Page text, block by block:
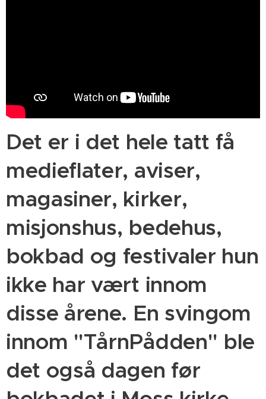
Det er i det hele tatt få
medieflater, aviser,
magasiner, kirker,
misjonshus, bedehus,
bokbad og festivaler hun
ikke har vært innom
disse årene. En svingom
innom "TårnPådden" ble
det også dagen før